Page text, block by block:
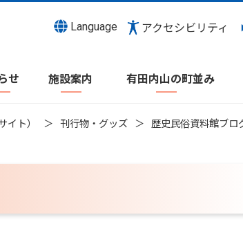
Language アクセシビリティ
せ 施設案内 有田内山の町並み
イト） 刊行物・グッズ
歴史民俗資料館ブロ